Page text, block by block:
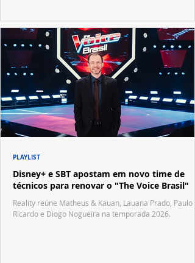
Disney+ e SBT apostam em novo time de
técnicos para renovar o "The Voice Brasil"
Reality reúne Matheus & Kauan, Lauana Prado, Paulo
Ricardo e Diogo Nogueira na temporada 2026.
PLAYLIST